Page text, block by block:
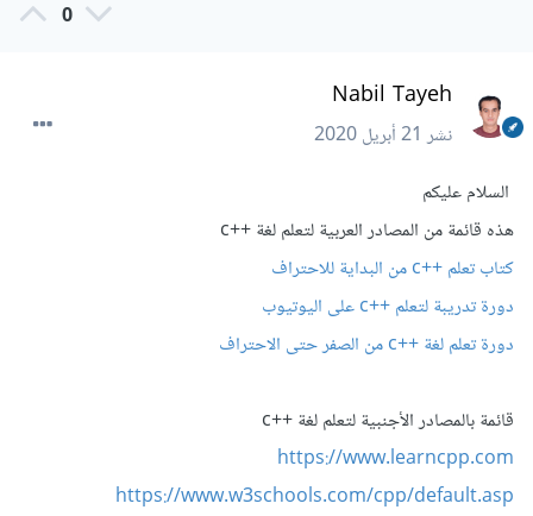
0
Nabil Tayeh
نشر21 أبريل 2020
السلام عليكم
هذه قائمة من المصادر العربية لتعلم لغة ++c
كتاب تعلم ++c من البداية للاحتراف
دورة تدريبة لتعلم ++c على اليوتيوب
دورة تعلم لغة ++c من الصفر حتى الاحتراف
قائمة بالمصادر الأجنبية لتعلم لغة ++c
https://www.learncpp.com
https://www.w3schools.com/cpp/default.asp